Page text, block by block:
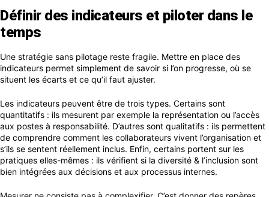
Définir des indicateurs et piloter dans le
temps
Une stratégie sans pilotage reste fragile. Mettre en place des
indicateurs permet simplement de savoir si l’on progresse, où se
situent les écarts et ce qu’il faut ajuster.
Les indicateurs peuvent être de trois types. Certains sont
quantitatifs : ils mesurent par exemple la représentation ou l’accès
aux postes à responsabilité. D’autres sont qualitatifs : ils permettent
de comprendre comment les collaborateurs vivent l’organisation et
s’ils se sentent réellement inclus. Enfin, certains portent sur les
pratiques elles-mêmes : ils vérifient si la diversité & l’inclusion sont
bien intégrées aux décisions et aux processus internes.